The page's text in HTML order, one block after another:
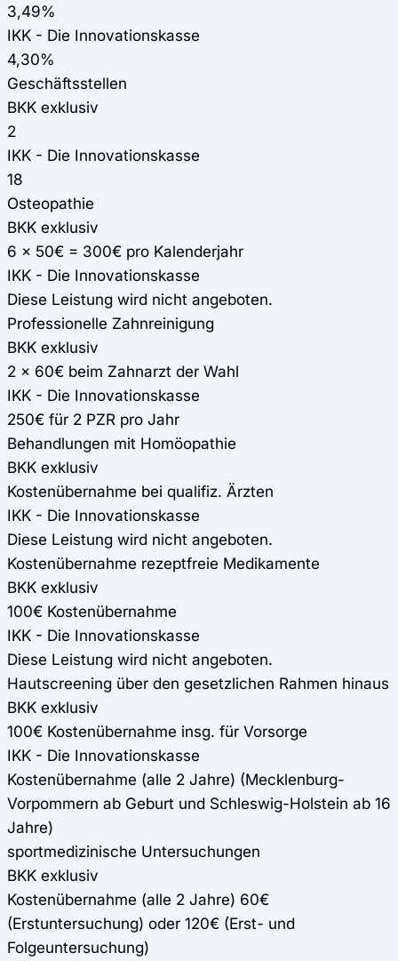
3,49%
IKK - Die Innovationskasse
4,30%
Geschäftsstellen
BKK exklusiv
2
IKK - Die Innovationskasse
18
Osteopathie
BKK exklusiv
6 x 50€ = 300€ pro Kalenderjahr
IKK - Die Innovationskasse
Diese Leistung wird nicht angeboten.
Professionelle Zahnreinigung
BKK exklusiv
2 x 60€ beim Zahnarzt der Wahl
IKK - Die Innovationskasse
250€ für 2 PZR pro Jahr
Behandlungen mit Homöopathie
BKK exklusiv
Kostenübernahme bei qualifiz. Ärzten
IKK - Die Innovationskasse
Diese Leistung wird nicht angeboten.
Kostenübernahme rezeptfreie Medikamente
BKK exklusiv
100€ Kostenübernahme
IKK - Die Innovationskasse
Diese Leistung wird nicht angeboten.
Hautscreening über den gesetzlichen Rahmen hinaus
BKK exklusiv
100€ Kostenübernahme insg. für Vorsorge
IKK - Die Innovationskasse
Kostenübernahme (alle 2 Jahre) (Mecklenburg-
Vorpommern ab Geburt und Schleswig-Holstein ab 16
Jahre)
sportmedizinische Untersuchungen
BKK exklusiv
Kostenübernahme (alle 2 Jahre) 60€
(Erstuntersuchung) oder 120€ (Erst- und
Folgeuntersuchung)